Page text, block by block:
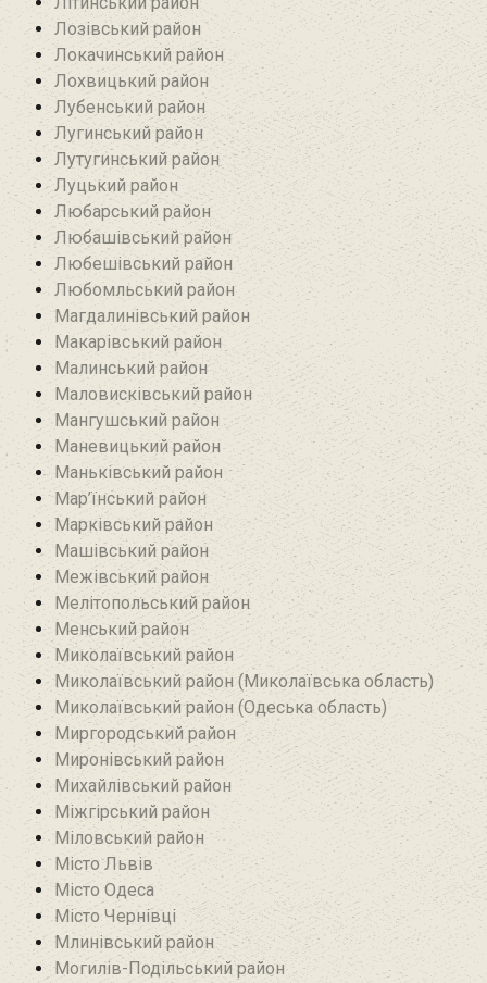
Лозівський район
Локачинський район
Лохвицький район
Лубенський район
Лугинський район‎
Лутугинський район
Луцький район
Любарський район‎
Любашівський район‎
Любешівський район
Любомльський район
Магдалинівський район
Макарівський район
Малинський район
Маловисківський район
Мангушський район
Маневицький район
Маньківський район‎
Мар’їнський район‎
Марківський район
Машівський район‎
Межівський район
Мелітопольський район
Менський район
Миколаївський район
Миколаївський район (Миколаївська область)
Миколаївський район (Одеська область)
Миргородський район
Миронівський район
Михайлівський район‎
Міжгірський район
Міловський район‎
Місто Львів
Місто Одеса
Місто Чернівці
Млинівський район‎
Могилів-Подільський район